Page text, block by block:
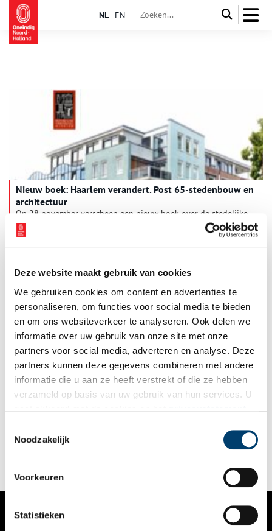
Deze website maakt gebruik van cookies
We gebruiken cookies om content en advertenties te
personaliseren, om functies voor social media te bieden
en om ons websiteverkeer te analyseren. Ook delen we
informatie over uw gebruik van onze site met onze
partners voor social media, adverteren en analyse. Deze
partners kunnen deze gegevens combineren met andere
informatie die u aan ze heeft verstrekt of die ze hebben
verzameld op basis van uw gebruik van hun services. U
Noodzakelijk
Voorkeuren
Statistieken
NL EN
Nieuw boek: Haarlem verandert. Post 65-stedenbouw en
architectuur
Op 28 november verscheen een nieuw boek over de stedelijke
ontwikkeling en architectuur in Haarlem, getiteld Haarlem
verandert. Post-65 stedenbouw en architectuur. Centraal daarin
staat een inventarisatie van alles wat er in een turbulente fase,
Nederland krijgt nieuwe, jonge rijksmonumenten
Namens de minister van Onderwijs, Cultuur en Wetenschap
(OCW) is de Rijksdienst voor het Cultureel Erfgoed (RCE)